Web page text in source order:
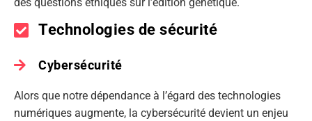
Technologies de sécurité
Cybersécurité
Alors que notre dépendance à l’égard des technologies
numériques augmente, la cybersécurité devient un enjeu